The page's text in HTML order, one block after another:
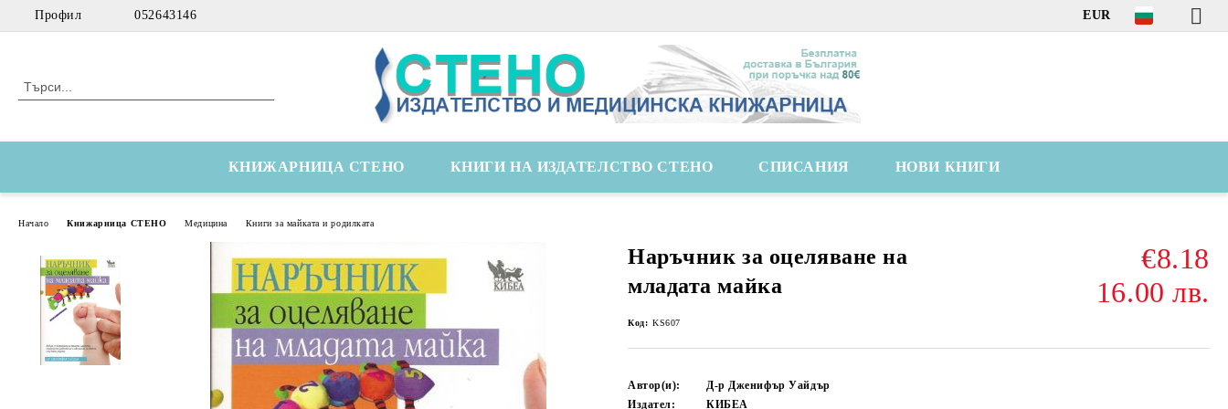
Профил 052643146 EUR
КНИЖАРНИЦА СТЕНО КНИГИ НА ИЗДАТЕЛСТВО СТЕНО СПИСАНИЯ НОВИ КНИГИ
Начало Книжарница СТЕНО Медицина Книги за майката и родилката
Наръчник за оцеляване на
младата майка
€8.18
16.00 лв.
Код: KS607
Автор(и):
Д-р Дженифър Уайдър
Издател:
КИБЕА